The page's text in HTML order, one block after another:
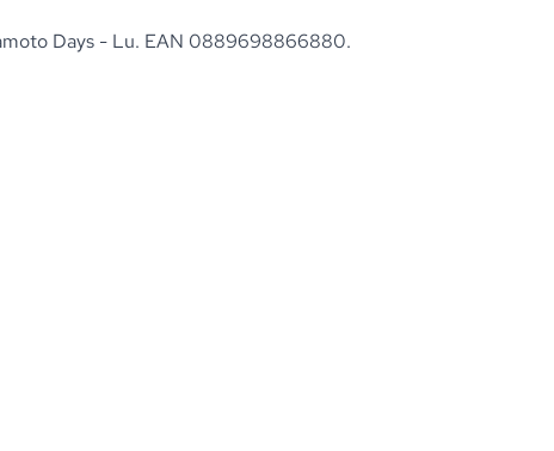
Days - Lu. EAN 0889698866880.